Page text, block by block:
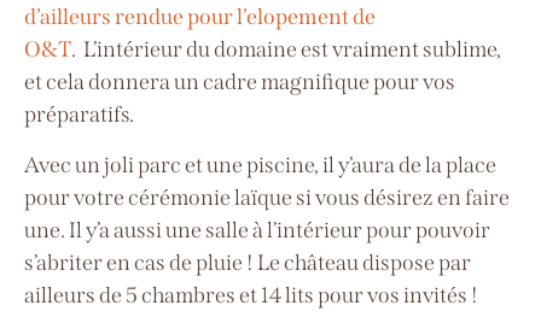
d’ailleurs rendue pour l’elopement de
O&T. L’intérieur du domaine est vraiment sublime,
et cela donnera un cadre magnifique pour vos
préparatifs.
Avec un joli parc et une piscine, il y’aura de la place
pour votre cérémonie laïque si vous désirez en faire
une. Il y’a aussi une salle à l’intérieur pour pouvoir
s’abriter en cas de pluie ! Le château dispose par
ailleurs de 5 chambres et 14 lits pour vos invités !